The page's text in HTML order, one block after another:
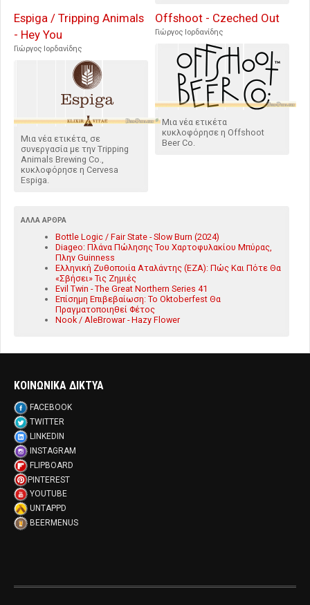
Espiga / Tripping Animals
- Hey You
Γιώργος Ιορδανίδης
Μια νέα ετικέτα, σε
συνεργασία με την Tripping
Animals Brewing Co.,
κυκλοφόρησε η Cervesa
Espiga.
Offshoot - Czeched Out
Γιώργος Ιορδανίδης
Μια νέα ετικέτα
κυκλοφόρησε η Offshoot
Beer Co.
ΆΛΛΑ ΆΡΘΡΑ
Bottle Logic / Fair State - Slow Burn (2024)
Diageo: Πλάνα Πώλησης Του Χαρτοφυλακίου Μπύρας,
Πλην Guinness
Ελληνική Ζυθοποιία Αταλάντης (ΕΖΑ): Πώς Και Πότε Θα
«Σβήσει» Τις Ζημιές
Evil Twin - The Great Northern Series 41
Επίσημη Επιβεβαίωση: Το Oktoberfest Θα
Πραγματοποιηθεί Φέτος
Nook / AleBrowar - Hazy Flower
ΚΟΙΝΩΝΙΚΑ ΔΙΚΤΥΑ
FACEBOOK
TWITTER
LINKEDIN
INSTAGRAM
FLIPBOARD
PINTEREST
YOUTUBE
UNTAPPD
BEERMENUS